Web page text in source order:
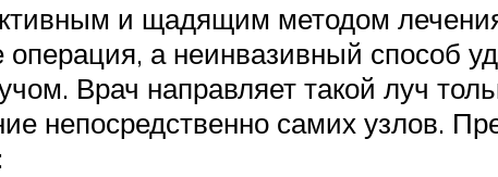
и щадящим методом
а неинвазивный способ
Врач направляет такой луч
непосредственно самих узлов.